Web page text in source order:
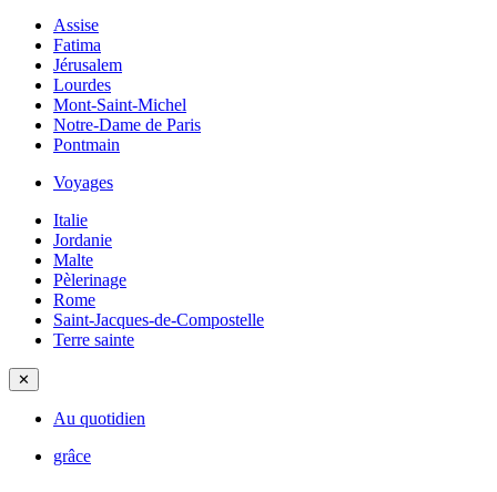
Assise
Fatima
Jérusalem
Lourdes
Mont-Saint-Michel
Notre-Dame de Paris
Pontmain
Voyages
Italie
Jordanie
Malte
Pèlerinage
Rome
Saint-Jacques-de-Compostelle
Terre sainte
✕
Au quotidien
grâce